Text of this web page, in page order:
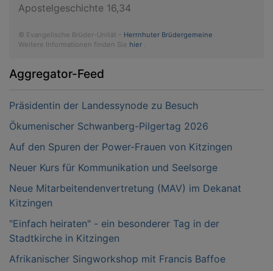
Apostelgeschichte 16,34
© Evangelische Brüder-Unität – Herrnhuter Brüdergemeine
Weitere Informationen finden Sie hier .
Aggregator-Feed
Präsidentin der Landessynode zu Besuch
Ökumenischer Schwanberg-Pilgertag 2026
Auf den Spuren der Power-Frauen von Kitzingen
Neuer Kurs für Kommunikation und Seelsorge
Neue Mitarbeitendenvertretung (MAV) im Dekanat
Kitzingen
"Einfach heiraten" - ein besonderer Tag in der
Stadtkirche in Kitzingen
Afrikanischer Singworkshop mit Francis Baffoe